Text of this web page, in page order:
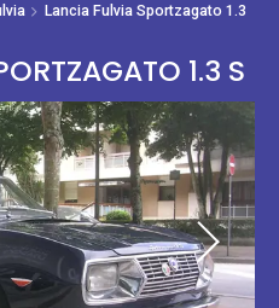
Lancia Fulvia Sportzagato 1.3
1.3 S